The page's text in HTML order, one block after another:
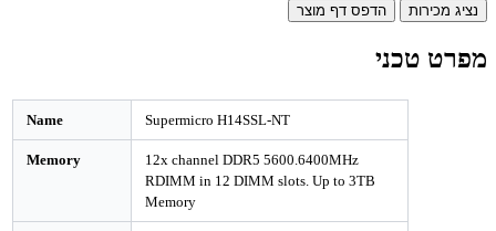
נציג מכירות
הדפס דף מוצר
מפרט טכני
Name Supermicro H14SSL-NT
Memory
12x channel DDR5 5600.6400MHz
RDIMM in 12 DIMM slots. Up to 3TB
Memory